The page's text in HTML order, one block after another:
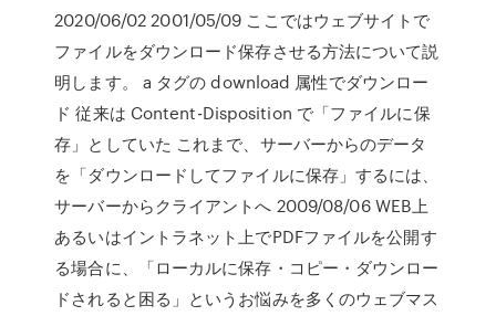
2020/06/02 2001/05/09 ここではウェブサイトで
ファイルをダウンロード保存させる方法について説
明します。 a タグの download 属性でダウンロー
ド 従来は Content-Disposition で「ファイルに保
存」としていた これまで、サーバーからのデータ
を「ダウンロードしてファイルに保存」するには、
サーバーからクライアントへ 2009/08/06 WEB上
あるいはイントラネット上でPDFファイルを公開す
る場合に、「ローカルに保存・コピー・ダウンロー
ドされると困る」というお悩みを多くのウェブマス